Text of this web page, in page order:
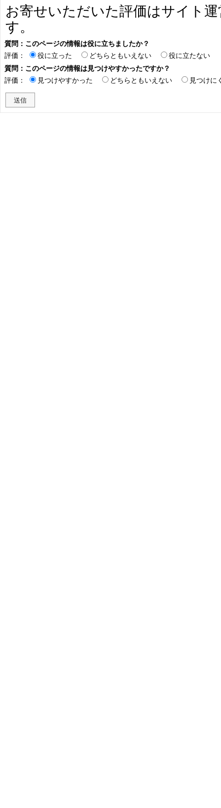
お寄せいただいた評価はサイト
す。
質問：このページの情報は役に立ちましたか？
評価：
役に立った どちらともいえない
役に立たない
質問：このページの情報は見つけやすかったですか？
評価：
見つけやすかった どちらともいえない 見つけに